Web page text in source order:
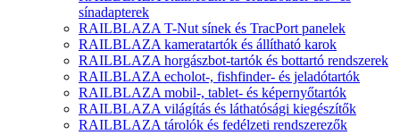
sínadapterek
RAILBLAZA T-Nut sínek és TracPort panelek
RAILBLAZA kameratartók és állítható karok
RAILBLAZA horgászbot-tartók és bottartó rendszerek
RAILBLAZA echolot-, fishfinder- és jeladótartók
RAILBLAZA mobil-, tablet- és képernyőtartók
RAILBLAZA világítás és láthatósági kiegészítők
RAILBLAZA tárolók és fedélzeti rendszerezők